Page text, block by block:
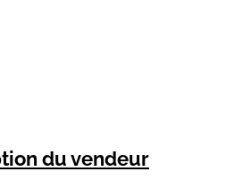
du vendeur